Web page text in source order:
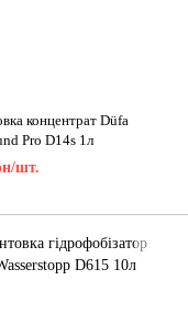
концентрат Düfa
Pro D14s 1л
шт.